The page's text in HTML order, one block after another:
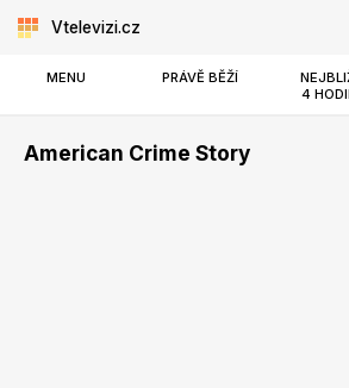
Vtelevizi.cz
MENU PRÁVĚ BĚŽÍ
4
American Crime Story